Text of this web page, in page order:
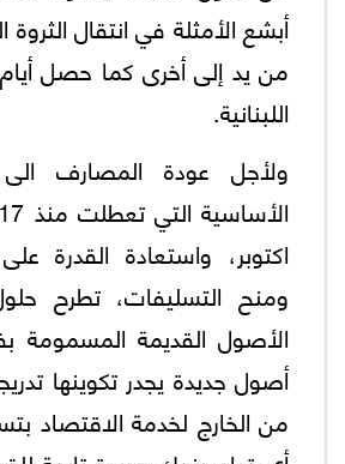
أبشع الأمثلة في انتقال الثروة
من يد إلى أخرى كما حصل أيام
اللبنانية.
ولأجل عودة المصارف الى
اكتوبر، واستعادة القدرة
ومنح التسليفات، تطرح
الأصول القديمة المسمومة
أصول جديدة يجدر تكوينها
من الخارج لخدمة الاقتصاد